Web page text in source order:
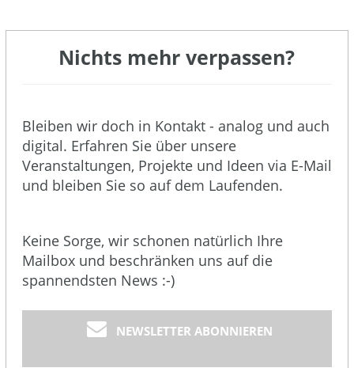
Nichts mehr verpassen?
Bleiben wir doch in Kontakt - analog und auch
digital. Erfahren Sie über unsere
Veranstaltungen, Projekte und Ideen via E-Mail
und bleiben Sie so auf dem Laufenden.
Keine Sorge, wir schonen natürlich Ihre
Mailbox und beschränken uns auf die
spannendsten News :-)
NEWSLETTER ABONNIEREN